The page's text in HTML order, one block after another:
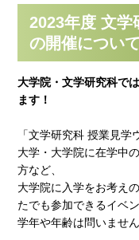
2023年度 文学
の開催について
大学院・文学研究科で
ます！
「文学研究科 授業見
大学・大学院に在学中
方など、
大学院に入学をお考え
たでも参加できるイベン
学年や年齢は問いません